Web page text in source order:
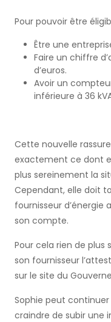
Pour pouvoir être
Être une
Faire un chiffre
d’euros.
Avoir un
inférieure à 36
Cette nouvelle
exactement ce dont
plus sereinement la
Cependant, elle doit
fournisseur
son compte.
Pour cela rien de
son fournisseur
sur le site du
Sophie peut continuer
craindre de subir une